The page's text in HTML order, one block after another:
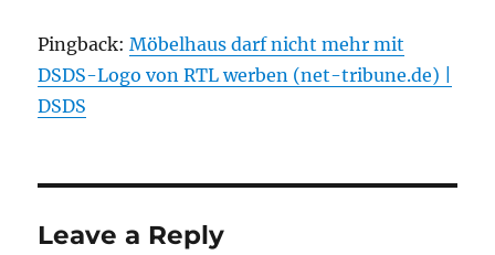
Pingback:Möbelhaus darf nicht mehr mit
DSDS-Logo von RTL werben (net-tribune.de) |
DSDS
Leave a Reply